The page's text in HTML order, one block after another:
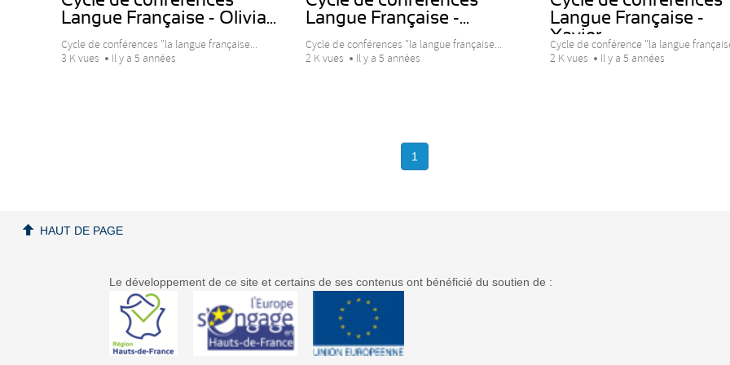
Langue Française - Olivia...
Cycle de conférences "la langue française...
3 K vues
Il y a 5 années
Langue Française -...
Cycle de conférences "la langue française...
2 K vues
Il y a 5 années
Langue Française -
Xavier...
Cycle de conférence "la langue
2 K vues
Il y a 5 années
1
Le développement de ce site et certains de ses contenus ont bénéficié du soutien de :
HAUT DE PAGE